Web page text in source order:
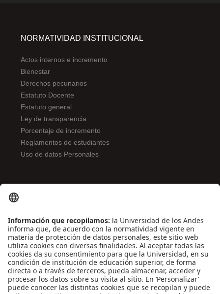
NORMATIVIDAD INSTITUCIONAL
Actos internos e incremento
Bienestar
Derechos pecunarios
Estatuto Docente
Estatuto general
Ley de transparencia
Porcentaje de incremento
Reglamentos de estudiantes
Uso de datos Personales
Contáctenos
Biblioguías
Preguntas frecuentes
Capacitación
Directrices
Entretenimiento
Compra de libros y material audiovisual